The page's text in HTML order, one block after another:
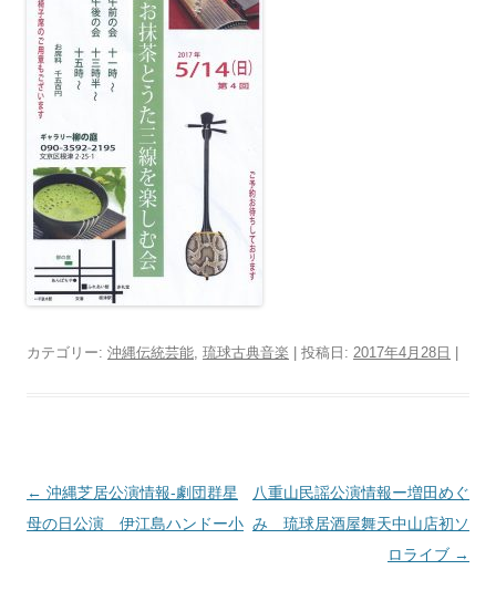
カテゴリー: 沖縄伝統芸能 琉球古典音楽 | 投稿日: 2017年4月28日
投
稿
← 沖縄芝居公演情報‐劇団群星
母の日公演 伊江島ハンドー小
八重山民謡公演情報ー増田めぐ
み 琉球居酒屋舞天中山店初ソ
ロライブ →